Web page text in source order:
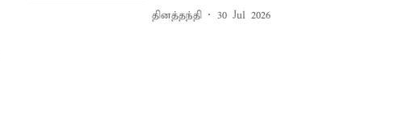
தினத்தந்தி 30 Jul 2026